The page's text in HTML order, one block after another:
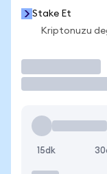
Stake Et
Kriptonuzu
15dk